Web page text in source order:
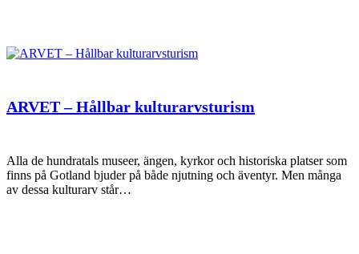
ARVET – Hållbar kulturarvsturism
Alla de hundratals museer, ängen, kyrkor och historiska platser som
finns på Gotland bjuder på både njutning och äventyr. Men många
av dessa kulturarv står…